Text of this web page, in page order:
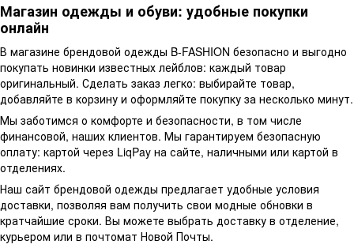
Магазин одежды и обуви: удобные покупки
онлайн
В магазине брендовой одежды B-FASHION безопасно и выгодно
покупать новинки известных лейблов: каждый товар
оригинальный. Сделать заказ легко: выбирайте товар,
добавляйте в корзину и оформляйте покупку за несколько минут.
Мы заботимся о комфорте и безопасности, в том числе
финансовой, наших клиентов. Мы гарантируем безопасную
оплату: картой через LiqPay на сайте, наличными или картой в
отделениях.
Наш сайт брендовой одежды предлагает удобные условия
доставки, позволяя вам получить свои модные обновки в
кратчайшие сроки. Вы можете выбрать доставку в отделение,
курьером или в почтомат Новой Почты.